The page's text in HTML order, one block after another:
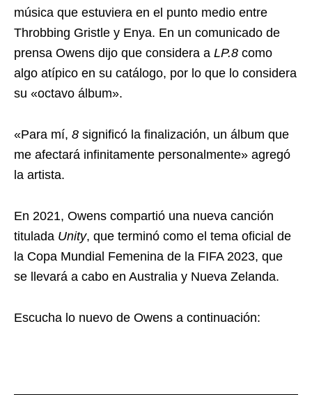
música que estuviera en el punto medio entre
Throbbing Gristle y Enya. En un comunicado de
prensa Owens dijo que considera a LP.8 como
algo atípico en su catálogo, por lo que lo considera
su «octavo álbum».
«Para mí, 8 significó la finalización, un álbum que
me afectará infinitamente personalmente» agregó
la artista.
En 2021, Owens compartió una nueva canción
titulada Unity, que terminó como el tema oficial de
la Copa Mundial Femenina de la FIFA 2023, que
se llevará a cabo en Australia y Nueva Zelanda.
Escucha lo nuevo de Owens a continuación: